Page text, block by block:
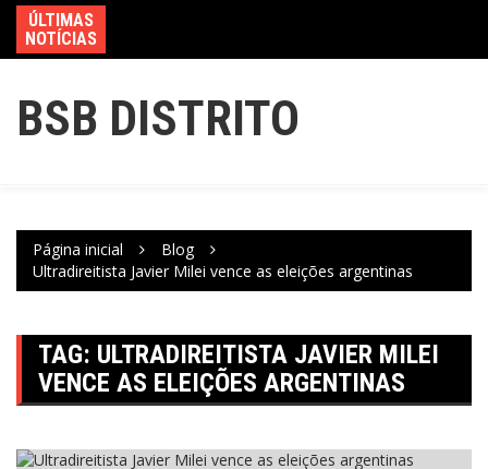
ÚLTIMAS
NOTÍCIAS
BSB DISTRITO
Página inicial
Blog
Ultradireitista Javier Milei vence as eleições argentinas
TAG: ULTRADIREITISTA JAVIER MILEI
VENCE AS ELEIÇÕES ARGENTINAS